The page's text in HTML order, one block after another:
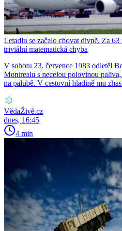
Letadlu se začalo chovat divně. Za
triviální matematická chyba
V sobotu 23. července 1983 odletěl
Montrealu s necelou polovinou
na palubě. V cestovní hladině mu
VědaŽivě.cz
dnes, 16:45
4 min